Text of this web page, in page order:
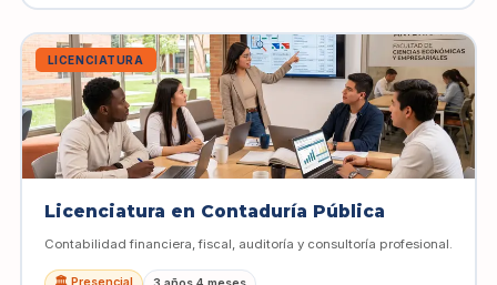
LICENCIATURA
Licenciatura en Contaduría Pública
Contabilidad financiera, fiscal, auditoría y consultoría profesional.
🏛️ Presencial